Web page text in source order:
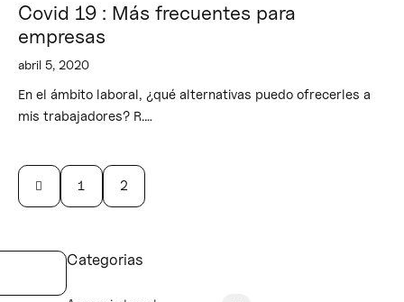
Covid 19 : Más frecuentes para
empresas
abril 5, 2020
En el ámbito laboral, ¿qué alternativas puedo ofrecerles a
mis trabajadores? R.…
1 2
Categorias